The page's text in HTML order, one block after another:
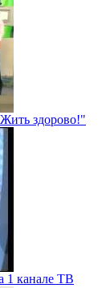
здорово!"
1 канале ТВ